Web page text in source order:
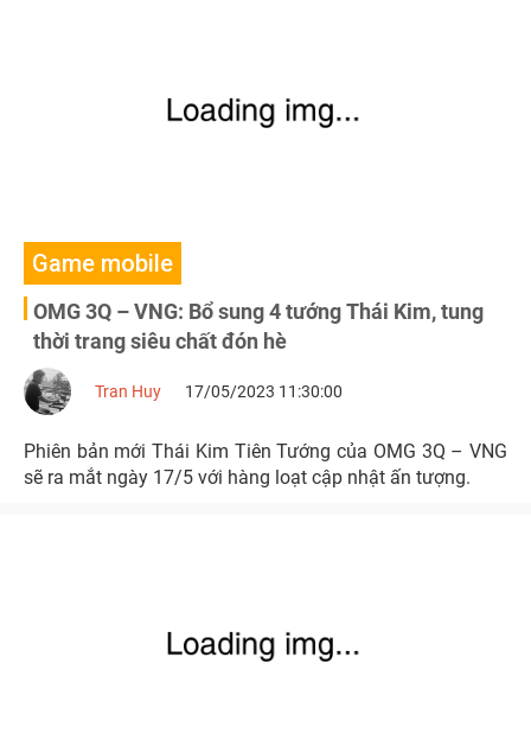
Game mobile
OMG 3Q – VNG: Bổ sung 4 tướng Thái Kim, tung
thời trang siêu chất đón hè
Tran Huy 17/05/2023 11:30:00
Phiên bản mới Thái Kim Tiên Tướng của OMG 3Q – VNG
sẽ ra mắt ngày 17/5 với hàng loạt cập nhật ấn tượng.